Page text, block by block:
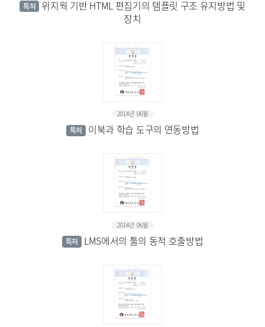
특허
위지웍 기반 HTML 편집기의 템플릿 구조 유지방법 및
장치
2014년 06월
특허 이북과 학습 도구의 연동방법
2014년 06월
특허 LMS에서의 툴의 동적 호출방법